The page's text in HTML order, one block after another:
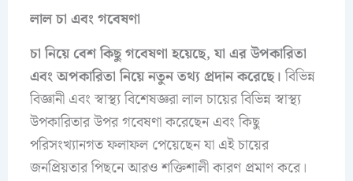
লাল চা এবং গবেষণা
চা নিয়ে বেশ কিছু গবেষণা হয়েছে, যা এর উপকারিতা
এবং অপকারিতা নিয়ে নতুন তথ্য প্রদান করেছে। বিভিন্ন
বিজ্ঞানী এবং স্বাস্থ্য বিশেষজ্ঞরা লাল চায়ের বিভিন্ন স্বাস্থ্য
উপকারিতার উপর গবেষণা করেছেন এবং কিছু
পরিসংখ্যানগত ফলাফল পেয়েছেন যা এই চায়ের
জনপ্রিয়তার পিছনে আরও শক্তিশালী কারণ প্রমাণ করে।